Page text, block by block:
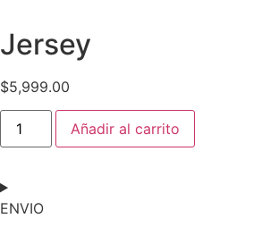
Jersey
$5,999.00
Jersey
Manchester
Teddy
Sheringham
cantidad
Añadir al carrito
ENVIO